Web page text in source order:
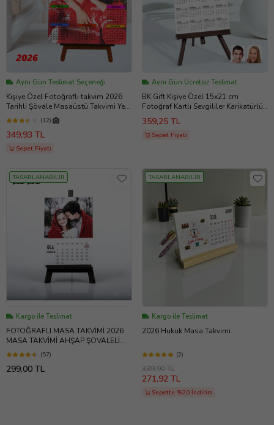
Aynı Gün Teslimat Seçeneği
Kişiye Özel Fotoğraflı takvim 2026
Tarihli Şövale Masaüstü Takvimi Yeni
Yıl Hediyesi(12)
349,93 TL
Sepet Fiyatı
Aynı Gün Ücretsiz Teslimat
BK Gift Kişiye Özel 15x21 cm
Fotoğraf Kartlı Sevgililer Karikatürlü
Şövaleli 2024 Takvim -50 (Beyaz)
359,25 TL
Sepet Fiyatı
TASARLANABİLİR
Kargo ile Teslimat
FOTOĞRAFLI MASA TAKVİMİ 2026
MASA TAKVİMİ AHŞAP ŞOVALELİ
MASA TAKVİMİ
(57)
299,00 TL
TASARLANABİLİR
Kargo ile Teslimat
2026 Hukuk Masa Takvimi
(2)
339,90 TL
271,92 TL
Sepette %20 İndirim